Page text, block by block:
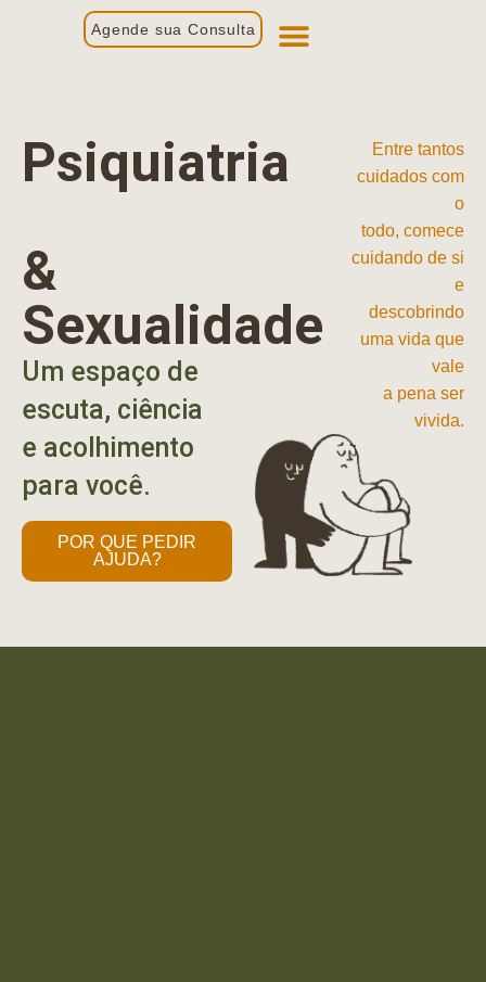
Agende sua Consulta
Psiquiatria
&
Sexualidade
Um espaço de
escuta, ciência
e acolhimento
para você.
POR QUE PEDIR
AJUDA?
Entre tantos
cuidados com
o
todo, comece
cuidando de si
e
descobrindo
uma vida que
vale
a pena ser
vivida.